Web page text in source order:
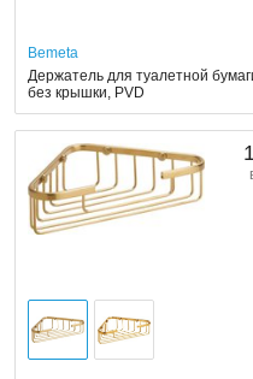
Bemeta
Держатель для туалетной
без крышки, PVD